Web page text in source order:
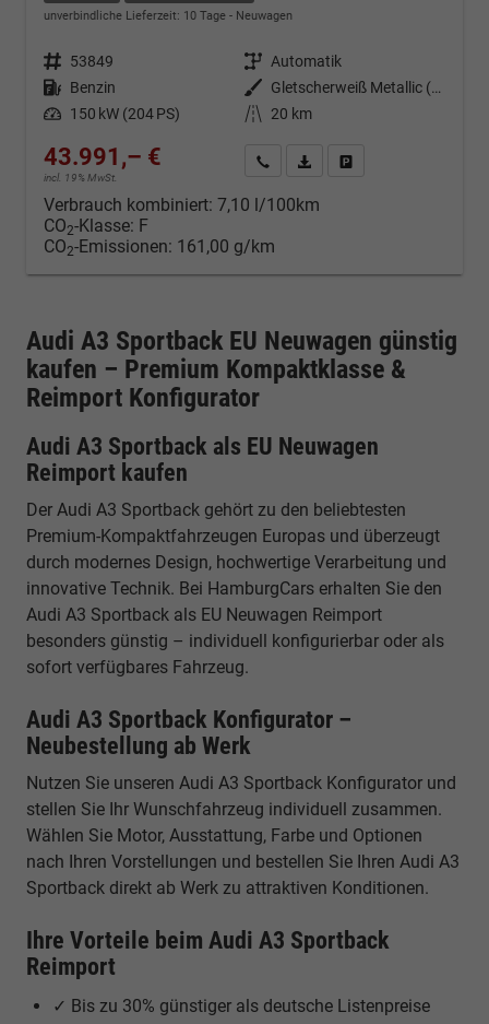
unverbindliche Lieferzeit: 10 Tage Neuwagen
Fahrzeugnr. 53849 Getriebe Automatik
Kraftstoff Benzin Außenfarbe
Gletscherweiß Metallic (2Y)
Leistung 150 kW (204 PS) Kilometerstand 20 km
43.991,– €
incl. 19% MwSt.
Kontakt & Angebot anfordern
PDF-Datei, Fahrzeugexposé
Verbrauch kombiniert: 7,10 l/100km
CO2-Klasse: F
CO2-Emissionen: 161,00 g/km
Audi A3 Sportback EU Neuwagen günstig
kaufen – Premium Kompaktklasse &
Reimport Konfigurator
Audi A3 Sportback als EU Neuwagen
Reimport kaufen
Der Audi A3 Sportback gehört zu den beliebtesten
Premium-Kompaktfahrzeugen Europas und überzeugt
durch modernes Design, hochwertige Verarbeitung und
innovative Technik. Bei HamburgCars erhalten Sie den
Audi A3 Sportback als EU Neuwagen Reimport
besonders günstig – individuell konfigurierbar oder als
sofort verfügbares Fahrzeug.
Audi A3 Sportback Konfigurator –
Neubestellung ab Werk
Nutzen Sie unseren Audi A3 Sportback Konfigurator und
stellen Sie Ihr Wunschfahrzeug individuell zusammen.
Wählen Sie Motor, Ausstattung, Farbe und Optionen
nach Ihren Vorstellungen und bestellen Sie Ihren Audi A3
Sportback direkt ab Werk zu attraktiven Konditionen.
Ihre Vorteile beim Audi A3 Sportback
Reimport
✓ Bis zu 30% günstiger als deutsche Listenpreise